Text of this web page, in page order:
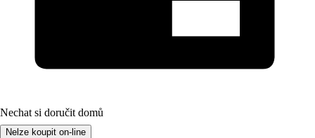
Nechat si doručit domů
Nelze koupit on-line